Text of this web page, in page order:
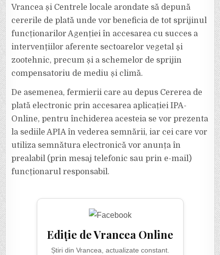
Vrancea și Centrele locale arondate să depună
cererile de plată unde vor beneficia de tot sprijinul
funcționarilor Agenției în accesarea cu succes a
intervențiilor aferente sectoarelor vegetal şi
zootehnic, precum și a schemelor de sprijin
compensatoriu de mediu și climă.
De asemenea, fermierii care au depus Cererea de
plată electronic prin accesarea aplicației IPA-
Online, pentru închiderea acesteia se vor prezenta
la sediile APIA în vederea semnării, iar cei care vor
utiliza semnătura electronică vor anunța în
prealabil (prin mesaj telefonic sau prin e-mail)
funcționarul responsabil.
Ediție de Vrancea Online
Știri din Vrancea, actualizate constant.